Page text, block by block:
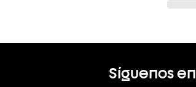
Síguenos en